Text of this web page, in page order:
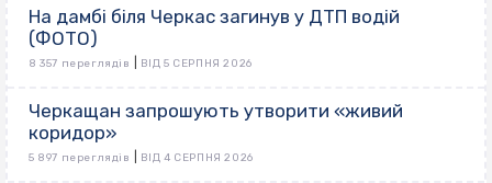
На дамбі біля Черкас загинув у ДТП водій
(ФОТО)
8 357 переглядів ВІД 5 СЕРПНЯ 2026
Черкащан запрошують утворити «живий
коридор»
5 897 переглядів ВІД 4 СЕРПНЯ 2026